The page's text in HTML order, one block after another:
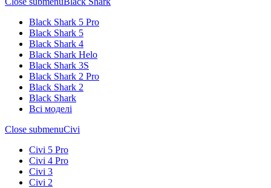
Black Shark 5 Pro
Black Shark 5
Black Shark 4
Black Shark Helo
Black Shark 3S
Black Shark 2 Pro
Black Shark 2
Black Shark
Всі моделі
Close submenuCivi
Civi 5 Pro
Civi 4 Pro
Civi 3
Civi 2